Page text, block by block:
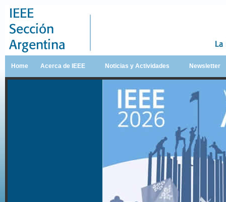
Home Acerca de IEEE Noticias y Actividades Newsletter